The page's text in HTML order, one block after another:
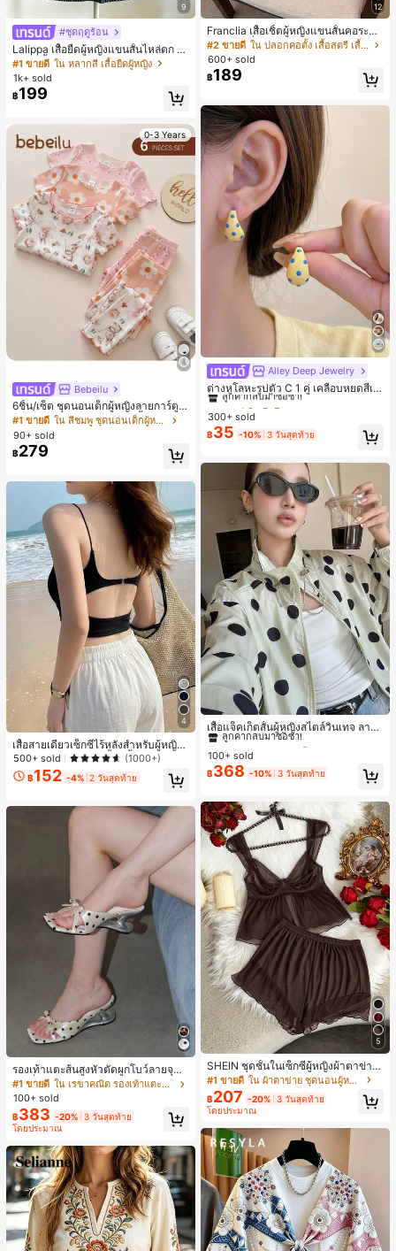
9
#ชุดฤดูร้อน
Lalippa เสื้อยืดผู้หญิงแขนสั้นไหล่ตก ค
อวีปกเสื้อ ลายพิมพ์ดิจิทัลลายทาง สไตล์
สปอร์ตแฟชั่นมินิมอล ของขวัญสำหรับเ
พื่อน
#1 ขายดี ใน หลากสี เสื้อยืดผู้หญิง
1k+ sold
฿199
0-3 Years
Bebeilu
6ชิ้น/เซ็ต ชุดนอนเด็กผู้หญิงลายการ์ตูน
หมีและดอกไม้ คอกลม แขนสั้น กางเกง
ขาสั้น ขอบระบาย สวมใส่สบาย
#1 ขายดี
ใน สีชมพู ชุดนอนเด็กผู้หญิง
90+ sold
฿279
4
เสื้อสายเดี่ยวเซ็กซี่ไร้หลังสำหรับผู้หญิง
พร้อมบราแบบมีฟองน้ำ, เสื้อกล้ามแขน
กุด, เสื้อลำลองสีดำสำหรับฤดูร้อน
500+ sold (1000+)
฿152 -4% 2 วันสุดท้าย
รองเท้าแตะส้นสูงหัวตัดผูกโบว์ลายจุดส
ายเดี่ยวส้นไม่สมมาตรสำหรับผู้หญิง, รอ
งเท้าแตะส้นสูงหนังเทียมสีขาวหรูหรา
สำหรับฤดูร้อน
#1 ขายดี
ใน เรขาคณิต รองเท้าแตะส้นสูงผู้หญิง
100+ sold
฿383 -20% 3 วันสุดท้าย
โดยประมาณ
12
Franclia เสื้อเชิ้ตผู้หญิงแขนสั้นคอระบา
ยกระดุมเดี่ยวลายทาง
#2 ขายดี
ใน ปลอกคอตั้ง เสื้อสตรี เสื้อเบลาส์ & Tee
600+ sold
฿189
Alley Deep Jewelry
ต่างหูโลหะรูปตัว C 1 คู่ เคลือบหยดสีเห
ลือง ลายจุดสีน้ำเงิน สไตล์ยุโรปและอเม
ริกัน แฟชั่นส่วนตัว หวานและสง่างาม
สำหรับผู้หญิงและเด็กหญิง สำหรับการเ
ดินทาง งานแต่งงาน ปาร์ตี้ วันเกิด ของ
#1 ขายดี ใน โบโฮ ต่างหูผู้หญิง
ลูกค้ากลับมาซื้อซ้ำ!
เกือบหมดแล้ว!
#1 ขายดี ใน โบโฮ ต่างหูผู้หญิง
ลูกค้ากลับมาซื้อซ้ำ!
เกือบหมดแล้ว!
#1 ขายดี ใน โบโฮ ต่างหูผู้หญิง
ลูกค้ากลับมาซื้อซ้ำ!
เกือบหมดแล้ว!
#1 ขายดี ใน โบโฮ ต่างหูผู้หญิง
เกือบหมดแล้ว!
300+ sold
฿35 -10% 3 วันสุดท้าย
เสื้อแจ็คเก็ตสั้นผู้หญิงสไตล์วินเทจ ลายจุ
ดขนาดใหญ่ คอตั้ง เอวเข้ารูป แขนพอง
ทรงหลวม แฟชั่นอเนกประสงค์ สำหรับใ
ส่ประจำวันและไปเที่ยวพักผ่อน
#1 ขายดี
ใน กระเป๋า เสื้อคลุมลำลอง
ลูกค้ากลับมาซื้อซ้ำ!
#1 ขายดี ใน กระเป๋า เสื้อคลุมลำลอง
ลูกค้ากลับมาซื้อซ้ำ!
#1 ขายดี ใน กระเป๋า เสื้อคลุมลำลอง
ลูกค้ากลับมาซื้อซ้ำ!
#1 ขายดี ใน กระเป๋า เสื้อคลุมลำลอง
100+ sold
฿368 -10% 3 วันสุดท้าย
5
SHEIN ชุดชั้นในเซ็กซี่ผู้หญิงผ้าตาข่าย
มีโครงคัพบาง
#1 ขายดี ใน ผ้าตาข่าย ชุดนอนผู้หญิง
฿207 -20% 3 วันสุดท้าย
โดยประมาณ